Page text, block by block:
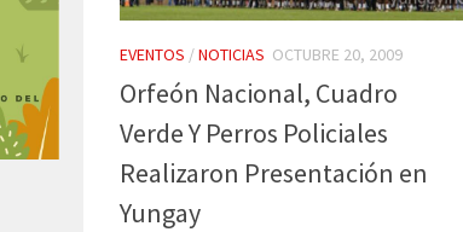
EVENTOS /NOTICIAS OCTUBRE 20, 2009
Orfeón Nacional, Cuadro
Verde Y Perros Policiales
Realizaron Presentación en
Yungay